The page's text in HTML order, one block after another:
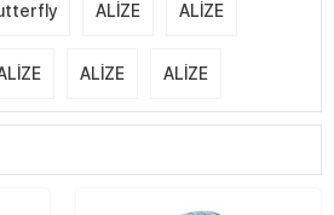
ALİZE ALİZE
ALİZE ALİZE